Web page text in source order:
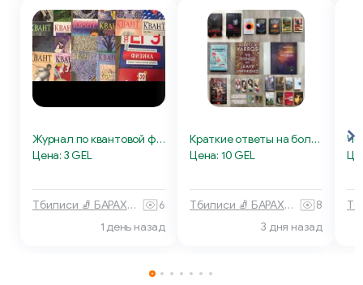
Журнал по квантовой физике
Цена: 3 GEL
Тбилиси 🧦 БАРАХОЛКА
6
1 день назад
Краткие ответы на большие вопросы
Цена: 10 GEL
Тбилиси 🧦 БАРАХОЛКА
8
3 дня назад